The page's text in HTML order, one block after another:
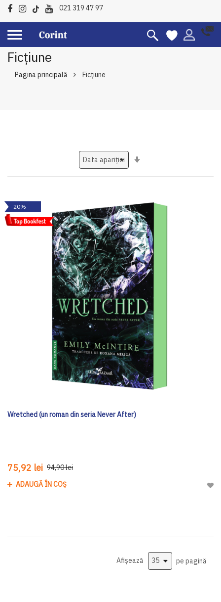
021 319 47 97
Ficțiune
Pagina principală Ficțiune
-20%
Wretched (un roman din seria Never After)
75,92 lei 94,90 lei
ADAUGĂ ÎN COȘ
Afișează pe pagină